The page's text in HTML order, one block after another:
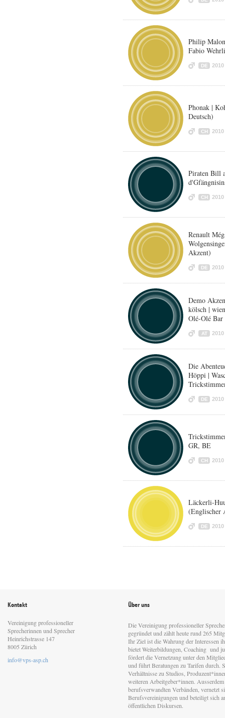
Philip
Fabio
DE 2010
Phonak |
Deutsch)
CH 2010
Piraten Bill
CH 2010
Renault
Akzent)
DE 2010
Demo
kölsch |
Olé-Olé Bar
AT 2010
Die
Höppi |
DE 2010
GR, BE
CH 2010
Läckerli-
(Englischer
DE 2010
Kontakt
Vereinigung professioneller
Sprecherinnen und Sprecher
Heinrichstrasse 147
8005 Zürich
info@vps-asp.ch
Über uns
Die Vereinigung professioneller
gegründet und zählt heute rund 265
Ihr Ziel ist die Wahrung der Interessen
bietet Weiterbildungen, Coaching und
fördert die Vernetzung unter den
und führt Beratungen zu Tarifen durch.
Verhältnisse zu Studios,
weiteren Arbeitgeber*innen.
berufsverwandten Verbänden, vernetzt
Berufsvereinigungen und beteiligt sich
öffentlichen Diskursen.